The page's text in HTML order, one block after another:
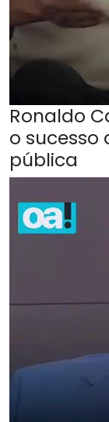
Ronaldo
o sucesso
pública